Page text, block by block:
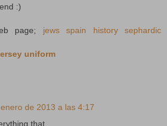
:)
page; jews spain history sephardic
uniform
de 2013 a las 4:17
that